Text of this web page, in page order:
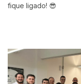
fique ligado! 😎